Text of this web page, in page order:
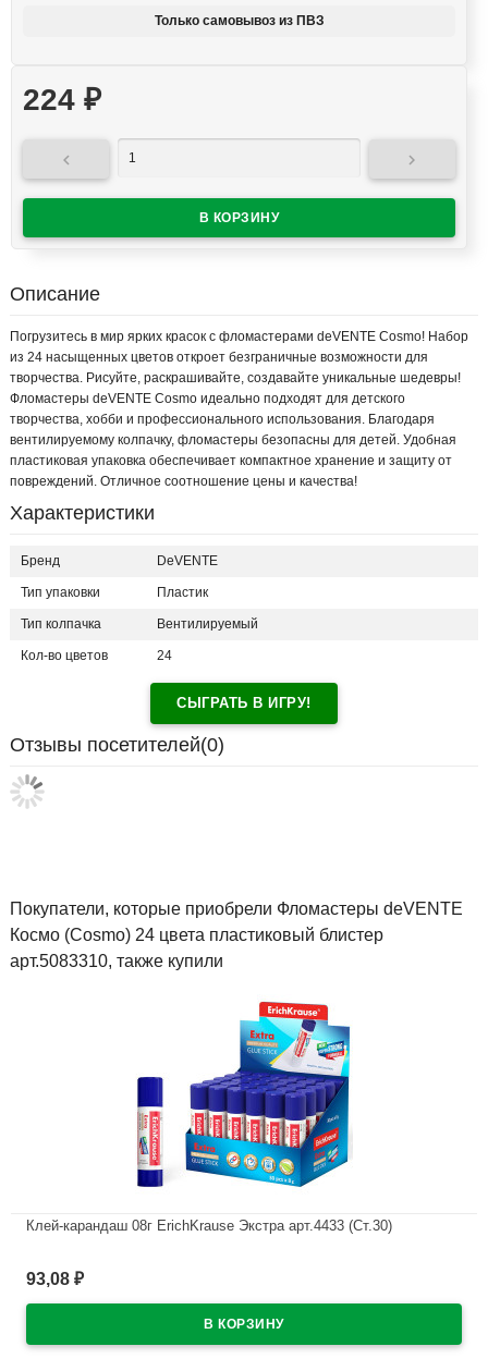
Только самовывоз из ПВЗ
224 ₽
 
Описание
Погрузитесь в мир ярких красок с фломастерами deVENTE Cosmo! Набор
из 24 насыщенных цветов откроет безграничные возможности для
творчества. Рисуйте, раскрашивайте, создавайте уникальные шедевры!
Фломастеры deVENTE Cosmo идеально подходят для детского
творчества, хобби и профессионального использования. Благодаря
вентилируемому колпачку, фломастеры безопасны для детей. Удобная
пластиковая упаковка обеспечивает компактное хранение и защиту от
повреждений. Отличное соотношение цены и качества!
Характеристики
Бренд DeVENTE
Тип упаковки Пластик
Тип колпачка Вентилируемый
Кол-во цветов 24
СЫГРАТЬ В ИГРУ!
Отзывы посетителей(0)
Покупатели, которые приобрели Фломастеры deVENTE
Космо (Cosmo) 24 цвета пластиковый блистер
арт.5083310, также купили
Клей-карандаш 08г ErichKrause Экстра арт.4433 (Ст.30)
93,08 ₽